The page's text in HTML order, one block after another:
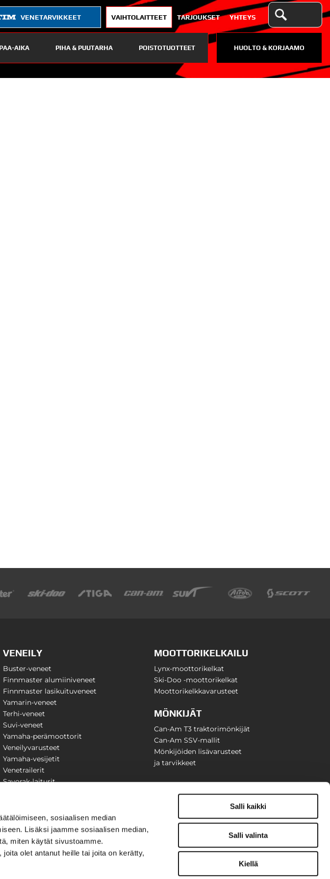
sosiaalisen median
Lisäksi jaamme sosiaalisen median,
miten käytät sivustoamme.
olet antanut heille tai joita on kerätty,
Salli kaikki
Salli valinta
Kiellä
VENETARVIKKEET VAIHTOLAITTEET TARJOUKSET YHTEYS
AIKA PIHA & PUUTARHA POISTOTUOTTEET HUOLTO & KORJAAMO
VENEILY
Buster-veneet
Finnmaster alumiiniveneet
Finnmaster lasikuituveneet
Yamarin-veneet
Terhi-veneet
Suvi-veneet
Yamaha-perämoottorit
Veneilyvarusteet
Yamaha-vesijetit
Venetrailerit
Savorak-laiturit
MOOTTORIKELKAILU
Lynx-moottorikelkat
Ski-Doo -moottorikelkat
Moottorikelkkavarusteet
MÖNKIJÄT
Can-Am T3 traktorimönkijät
Can-Am SSV-mallit
Mönkijöiden lisävarusteet
ja tarvikkeet
Yritysesittely
Yhteystiedot
Huolto ja korjaamo
Ajankohtaista